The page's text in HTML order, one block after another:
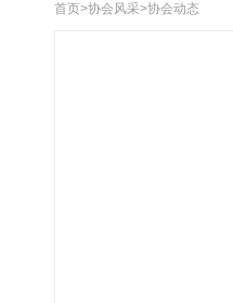
首页>协会风采>协会动态